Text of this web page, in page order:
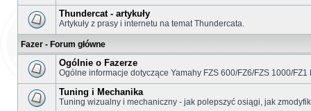
Thundercat - artykuły
Artykuły z prasy i internetu na temat Thundercata.
Fazer - Forum główne
Ogólnie o Fazerze
Ogólne informacje dotyczące Yamahy FZS 600/FZ6/FZS 1000/FZ1
Tuning i Mechanika
Tuning wizualny i mechaniczny - jak polepszyć osiągi, jak